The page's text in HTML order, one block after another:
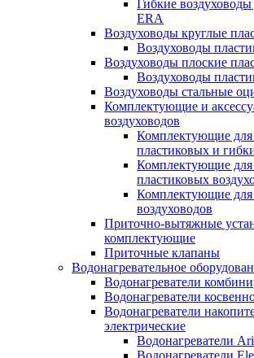
Гибкие
ERA
Воздуховоды круглые
Воздуховоды
Воздуховоды плоские
Воздуховоды
Воздуховоды стальные
Комплектующие и
воздуховодов
Комплектующие для
пластиковых и
Комплектующие для
пластиковых
Комплектующие для
воздуховодов
Приточно-вытяжные
комплектующие
Приточные клапаны
Водонагревательное
Водонагреватели
Водонагреватели
Водонагреватели
электрические
Водонагреватели